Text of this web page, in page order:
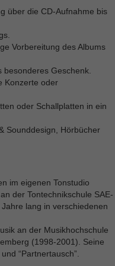
über die CD-Aufnahme bis
Vorbereitung des Albums
Geschenk.
Konzerte oder
oder Schallplatten in ein
Sounddesign, Hörbücher
im eigenen Tonstudio
der Tontechnikschule SAE-
lang in verschiedenen
an der Musikhochschule
(1998-2001). Seine
“Partnertausch”.